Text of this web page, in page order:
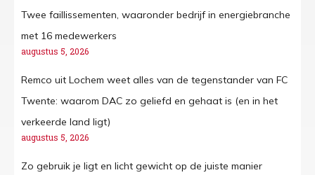
Twee faillissementen, waaronder bedrijf in energiebranche
met 16 medewerkers
augustus 5, 2026
Remco uit Lochem weet alles van de tegenstander van FC
Twente: waarom DAC zo geliefd en gehaat is (en in het
verkeerde land ligt)
augustus 5, 2026
Zo gebruik je ligt en licht gewicht op de juiste manier